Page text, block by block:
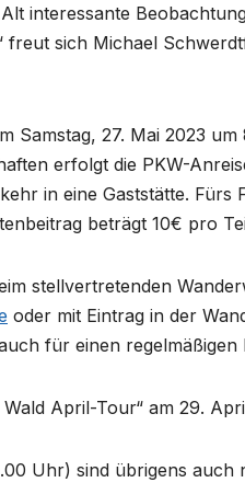
interessante
sich Michael
Samstag, 27. Mai 2023
erfolgt die PKW-
in eine Gaststätte. Fürs
beträgt 10€ pro
stellvertretenden
oder mit Eintrag in der
für einen regelmäßigen
April-Tour“ am 29.
Uhr) sind übrigens auch